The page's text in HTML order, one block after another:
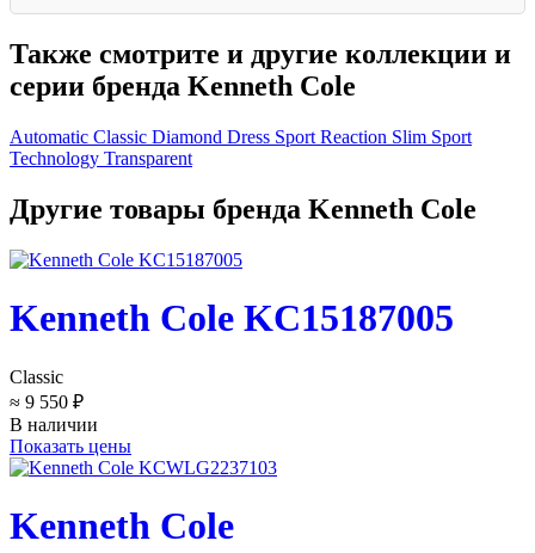
Также смотрите и другие коллекции и
серии бренда Kenneth Cole
Automatic Classic Diamond Dress Sport Reaction Slim Sport
Technology Transparent
Другие товары бренда Kenneth Cole
Kenneth Cole KC15187005
Classic
≈ 9 550 ₽
В наличии
Показать цены
Kenneth Cole